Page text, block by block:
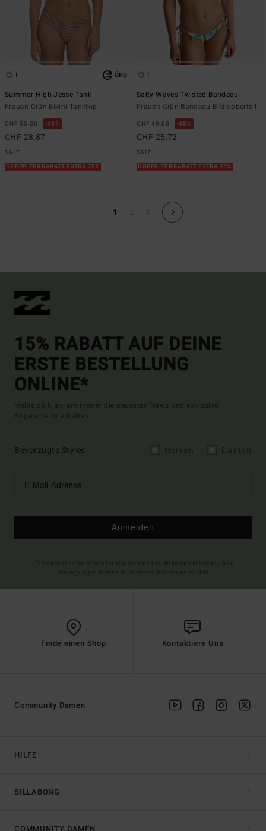
1 ÖKO
Summer High Jesse Tank
Frauen Grün Bikini-Tanktop
CHF 55,00 48%
CHF 28,87
SALE
DOPPELTER RABATT EXTRA 25%
1
Salty Waves Twisted Bandeau
Frauen Grün Bandeau-Bikinioberteil
CHF 49,00 48%
CHF 25,72
SALE
DOPPELTER RABATT EXTRA 25%
1
15% RABATT AUF DEINE
ERSTE BESTELLUNG
ONLINE*
Melde dich an, um immer die neuesten News und exklusive
Angebote zu erhalten.
Bevorzugte Styles
Anmelden
Finde einen Shop Kontaktiere Uns
HILFE
BILLABONG
Community Damen